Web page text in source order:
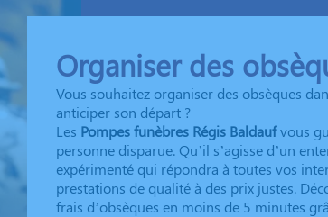
Organiser des
Vous souhaitez organiser des obsèques
anticiper son départ ?
Les Pompes funèbres Régis Baldaufvous
personne disparue. Qu’il s’agisse d’un
expérimenté qui répondra à toutes vos
prestations de qualité à des prix justes.
frais d’obsèques en moins de 5 minutes